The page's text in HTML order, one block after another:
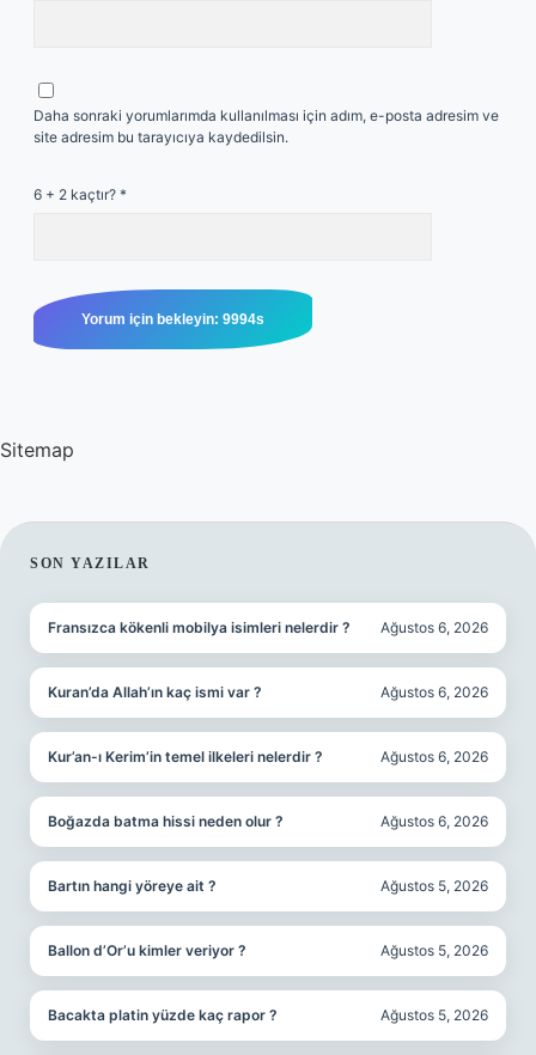
Daha sonraki yorumlarımda kullanılması için adım, e-posta adresim ve
site adresim bu tarayıcıya kaydedilsin.
6 + 2 kaçtır? *
Sitemap
SIDEBAR
SON YAZILAR
Fransızca kökenli mobilya isimleri nelerdir ? Ağustos 6, 2026
Kuran’da Allah’ın kaç ismi var ? Ağustos 6, 2026
Kur’an-ı Kerim’in temel ilkeleri nelerdir ? Ağustos 6, 2026
Boğazda batma hissi neden olur ? Ağustos 6, 2026
Bartın hangi yöreye ait ? Ağustos 5, 2026
Ballon d’Or’u kimler veriyor ? Ağustos 5, 2026
Bacakta platin yüzde kaç rapor ? Ağustos 5, 2026